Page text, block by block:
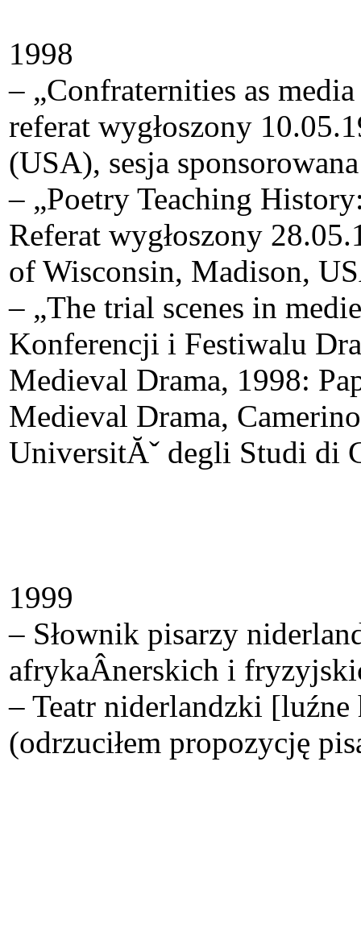
1998
– „Confraternities as
referat wygłoszony
(USA), sesja
– „Poetry Teaching
Referat wygłoszony
of Wisconsin, Madison,
– „The trial scenes in
Konferencji i Festiwalu
Medieval Drama, 1998:
Medieval Drama,
UniversitĂˇ degli Studi di
1999
– Słownik pisarzy
afrykaÂ­nerskich i
– Teatr niderlandzki
(odrzuciłem propozycję